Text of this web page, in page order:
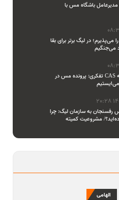
باشگاه مس با
می‌پذیرم؛ در لیگ برتر برای بقا
می‌جنگیم
تفکری: پرونده مس در CAS باز است؛ تا آخرین لحظه
رفسنجان به سازمان لیگ: چرا
مشروعیت کمیته
الهامی